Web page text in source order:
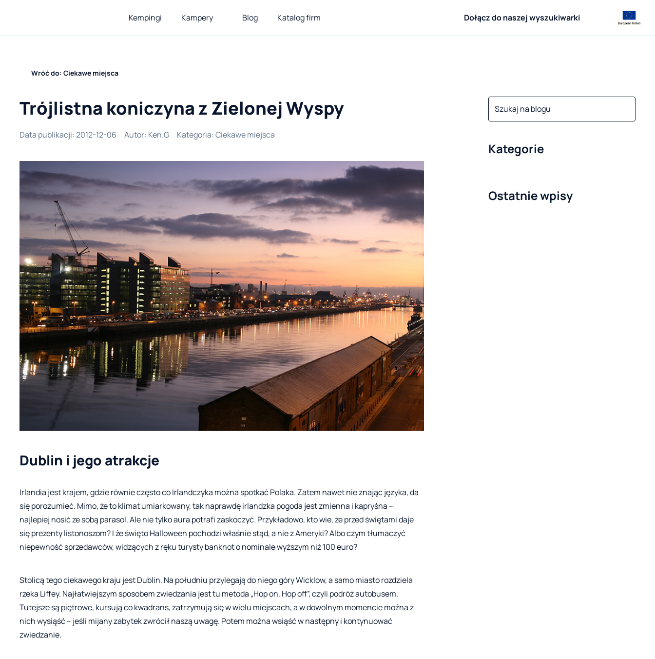
Kempingi Kampery Blog Katalog firm Dołącz do naszej wyszukiwarki
Wróć do: Ciekawe miejsca
Kategorie
Trójlistna koniczyna z Zielonej Wyspy
Data publikacji: 2012-12-06 Autor: Ken.G Kategoria: Ciekawe miejsca
Dublin i jego atrakcje
Irlandia jest krajem, gdzie równie często co Irlandczyka można spotkać Polaka. Zatem nawet nie znając języka, da
się porozumieć. Mimo, że to klimat umiarkowany, tak naprawdę irlandzka pogoda jest zmienna i kapryśna –
najlepiej nosić ze sobą parasol. Ale nie tylko aura potrafi zaskoczyć. Przykładowo, kto wie, że przed świętami daje
się prezenty listonoszom? I że święto Halloween pochodzi właśnie stąd, a nie z Ameryki? Albo czym tłumaczyć
niepewność sprzedawców, widzących z ręku turysty banknot o nominale wyższym niż 100 euro?
Stolicą tego ciekawego kraju jest Dublin. Na południu przylegają do niego góry Wicklow, a samo miasto rozdziela
rzeka Liffey. Najłatwiejszym sposobem zwiedzania jest tu metoda „Hop on, Hop off”, czyli podróż autobusem.
Tutejsze są piętrowe, kursują co kwadrans, zatrzymują się w wielu miejscach, a w dowolnym momencie można z
nich wysiąść – jeśli mijany zabytek zwrócił naszą uwagę. Potem można wsiąść w następny i kontynuować
zwiedzanie.
Ostatnie wpisy